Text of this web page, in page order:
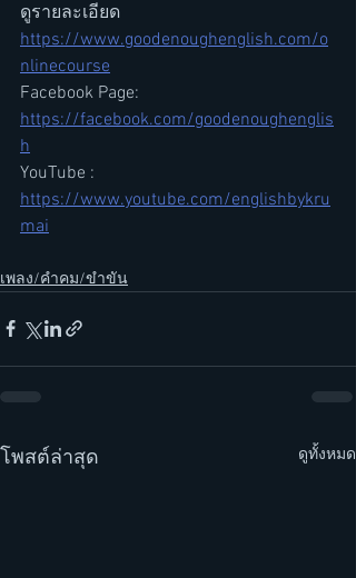
ดูรายละเอียด
https://www.goodenoughenglish.com/o
nlinecourse
Facebook Page:
https://facebook.com/goodenoughenglis
h
YouTube :
https://www.youtube.com/englishbykru
mai
เพลง/คำคม/ขำขัน
โพสต์ล่าสุด ดูทั้งหมด